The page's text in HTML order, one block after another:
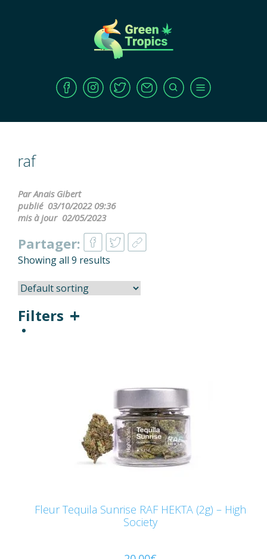
raf
Par Anais Gibert
publié 03/10/2022 09:36
mis à jour 02/05/2023
Partager:
Showing all 9 results
Fleur Tequila Sunrise RAF HEKTA (2g) – High
Society
Filters